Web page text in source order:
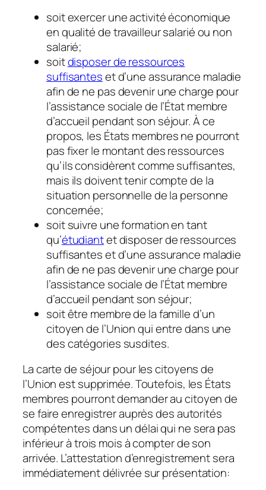
soit exercer une activité économique
en qualité de travailleur salarié ou non
salarié;
soitdisposer de ressources
suffisanteset d’une assurance maladie
afin de ne pas devenir une charge pour
l’assistance sociale de l’État membre
d’accueil pendant son séjour. À ce
propos, les États membres ne pourront
pas fixer le montant des ressources
qu’ils considèrent comme suffisantes,
mais ils doivent tenir compte de la
situation personnelle de la personne
concernée;
soit suivre une formation en tant
qu’étudiantet disposer de ressources
suffisantes et d’une assurance maladie
afin de ne pas devenir une charge pour
l’assistance sociale de l’État membre
d’accueil pendant son séjour;
soit être membre de la famille d’un
citoyen de l’Union qui entre dans une
des catégories susdites.
La carte de séjour pour les citoyens de
l’Union est supprimée. Toutefois, les États
membres pourront demander au citoyen de
se faire enregistrer auprès des autorités
compétentes dans un délai qui ne sera pas
inférieur à trois mois à compter de son
arrivée. L’attestation d’enregistrement sera
immédiatement délivrée sur présentation: